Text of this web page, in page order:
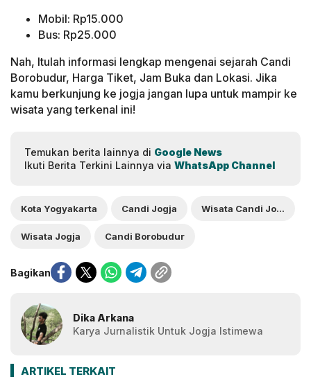
Mobil: Rp15.000
Bus: Rp25.000
Nah, Itulah informasi lengkap mengenai sejarah Candi
Borobudur, Harga Tiket, Jam Buka dan Lokasi. Jika
kamu berkunjung ke jogja jangan lupa untuk mampir ke
wisata yang terkenal ini!
Temukan berita lainnya di Google News
Ikuti Berita Terkini Lainnya via WhatsApp Channel
Kota Yogyakarta Candi Jogja Wisata Candi Jogja
Wisata Jogja Candi Borobudur
Bagikan
Dika Arkana
Karya Jurnalistik Untuk Jogja Istimewa
ARTIKEL TERKAIT